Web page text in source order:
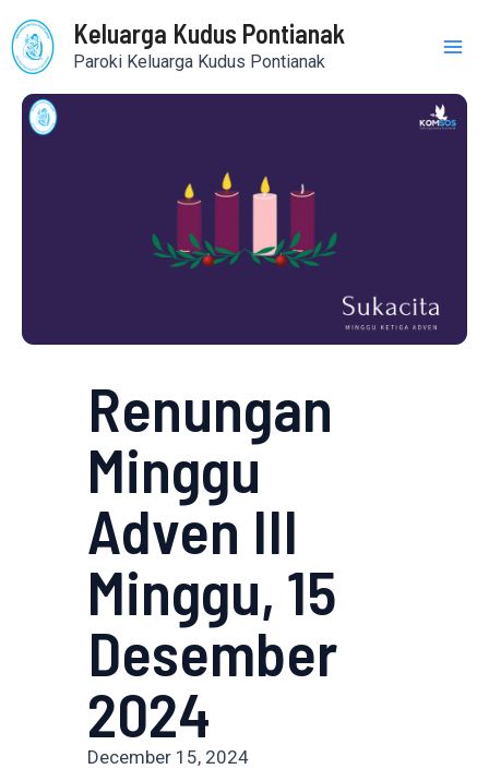
to
content
Keluarga Kudus Pontianak
Paroki Keluarga Kudus Pontianak
Renungan
Minggu
Adven III
Minggu, 15
Desember
2024
December 15, 2024